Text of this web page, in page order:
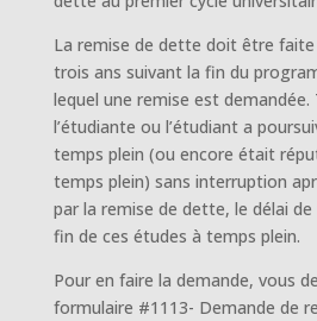
La remise de dette doit être faite
trois ans suivant la fin du
lequel une remise est
l’étudiante ou l’étudiant a
temps plein (ou encore était
temps plein) sans interruption
par la remise de dette, le délai
fin de ces études à temps plein.
Pour en faire la demande, vous
formulaire #1113- Demande de